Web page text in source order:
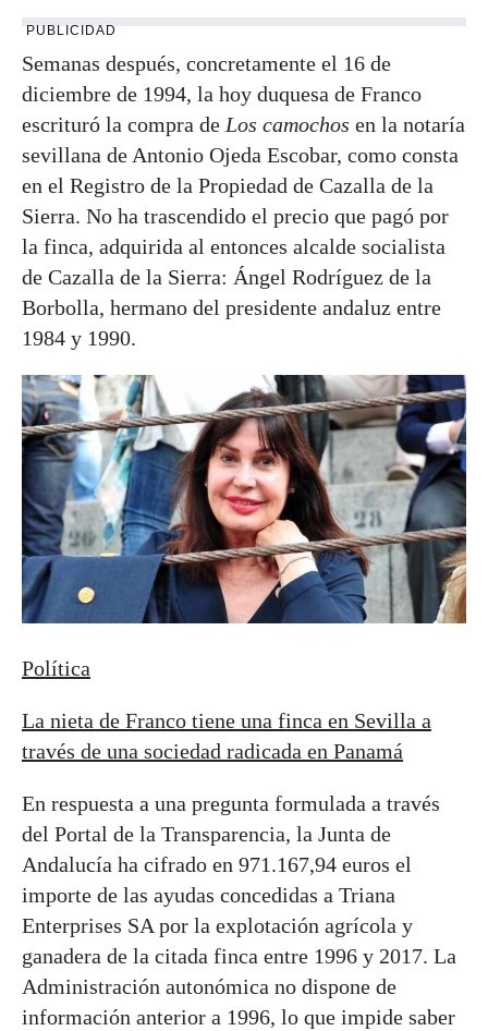
PUBLICIDAD
Semanas después, concretamente el 16 de
diciembre de 1994, la hoy duquesa de Franco
escrituró la compra de Los camochos en la notaría
sevillana de Antonio Ojeda Escobar, como consta
en el Registro de la Propiedad de Cazalla de la
Sierra. No ha trascendido el precio que pagó por
la finca, adquirida al entonces alcalde socialista
de Cazalla de la Sierra: Ángel Rodríguez de la
Borbolla, hermano del presidente andaluz entre
1984 y 1990.
Política
La nieta de Franco tiene una finca en Sevilla a
través de una sociedad radicada en Panamá
En respuesta a una pregunta formulada a través
del Portal de la Transparencia, la Junta de
Andalucía ha cifrado en 971.167,94 euros el
importe de las ayudas concedidas a Triana
Enterprises SA por la explotación agrícola y
ganadera de la citada finca entre 1996 y 2017. La
Administración autonómica no dispone de
información anterior a 1996, lo que impide saber